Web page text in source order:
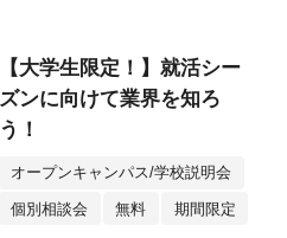
【大学生限定！】就活シー
ズンに向けて業界を知ろ
う！
オープンキャンパス/学校説明会
個別相談会 無料 期間限定